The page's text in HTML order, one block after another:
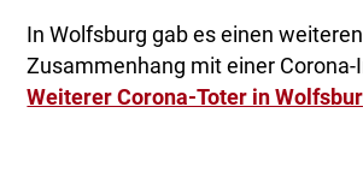
In Wolfsburg gab es einen
Zusammenhang mit einer Corona-
Weiterer Corona-Toter in